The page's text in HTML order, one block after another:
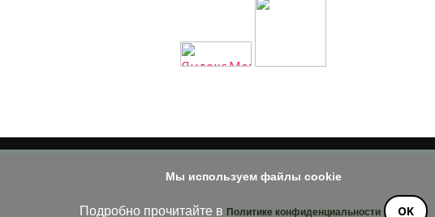
Мы используем файлы cookie
Подробно прочитайте в Политике конфиденциальности OK
© 2014 - 2026
материала допускается только при наличии активной и